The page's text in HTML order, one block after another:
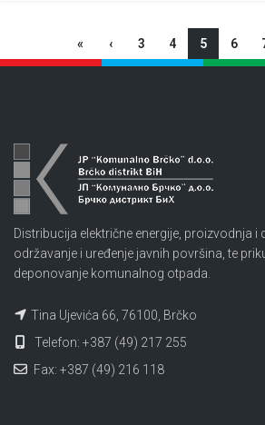
« ‹ 3 4 5 6
Distribucija električne energije, proizvodnja i
održavanje i uređenje javnih površina, te
deponovanje komunalnog otpada.
Tina Ujevića 66, 76100, Brčko
Telefon: +387 (49) 217 255
Fax: +387 (49) 216 118